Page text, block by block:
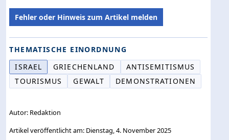
Fehler oder Hinweis zum Artikel melden
THEMATISCHE EINORDNUNG
ISRAEL
GRIECHENLAND
ANTISEMITISMUS
TOURISMUS
GEWALT DEMONSTRATIONEN
Autor: Redaktion
Artikel veröffentlicht am: Dienstag, 4. November 2025